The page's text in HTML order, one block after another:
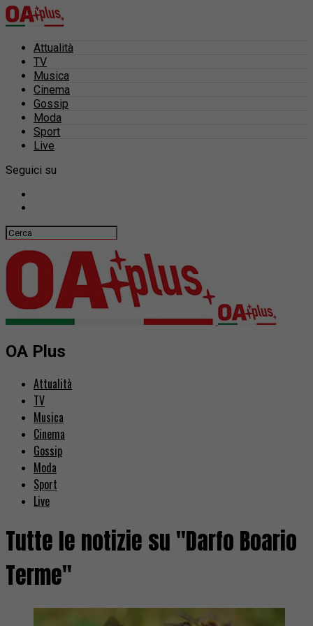
Attualità
TV
Musica
Cinema
Gossip
Moda
Sport
Live
Seguici su
OA Plus
Attualità
TV
Musica
Cinema
Gossip
Moda
Sport
Live
Tutte le notizie su "Darfo Boario
Terme"